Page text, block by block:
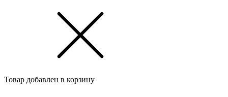
Товар добавлен в корзину